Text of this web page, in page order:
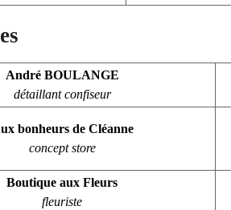
André BOULANGE
détaillant confiseur
bonheurs de Cléanne
concept store
Boutique aux Fleurs
fleuriste